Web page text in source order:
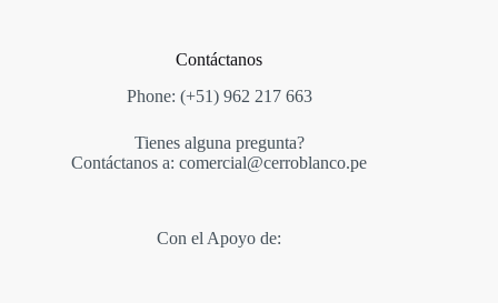
Contáctanos
Phone: (+51) 962 217 663
Tienes alguna pregunta?
Contáctanos a: comercial@cerroblanco.pe
Con el Apoyo de: